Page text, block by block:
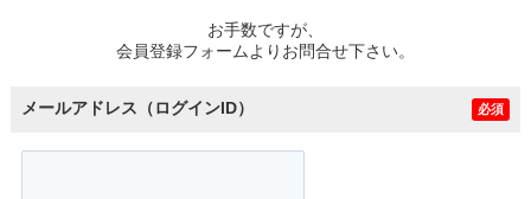
お手数ですが、
会員登録フォームよりお問合せ下さい。
メールアドレス（ログインID） 必須